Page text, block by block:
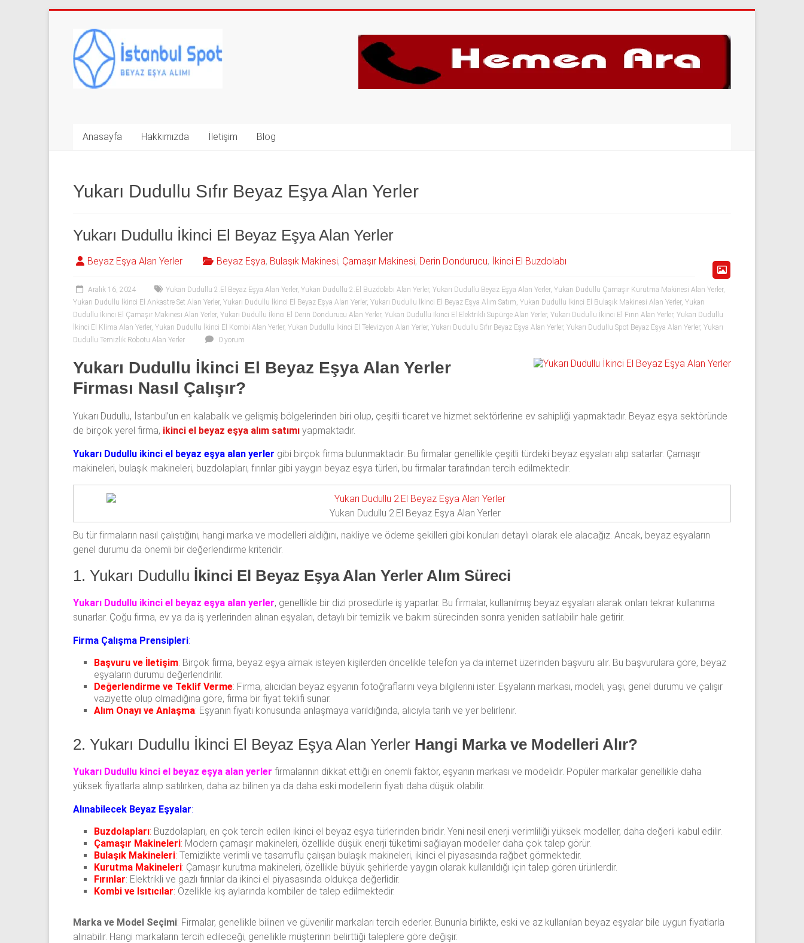
contentİkinci
El
Beyaz
Alan
|
0
543
53
50
İkinci
el
beyaz
eşya
olarak
buzdolabı,
makinesi,
bulaşık
derin
dondurucu,
klima
alınır.
Anasayfa Hakkımızda İletişim Blog
Yukarı Dudullu Sıfır Beyaz Eşya Alan Yerler
Yukarı Dudullu İkinci El Beyaz Eşya Alan Yerler
Beyaz Eşya Alan Yerler Beyaz Eşya, Bulaşık Makinesi, Çamaşır Makinesi, Derin Dondurucu, İkinci El Buzdolabı
Aralık 16, 2024 Yukarı Dudullu 2.El Beyaz Eşya Alan Yerler, Yukarı Dudullu 2.El Buzdolabı Alan Yerler, Yukarı Dudullu Beyaz Eşya Alan Yerler, Yukarı Dudullu Çamaşır Kurutma Makinesi Alan Yerler,
Yukarı Dudullu İkinci El Ankastre Set Alan Yerler, Yukarı Dudullu İkinci El Beyaz Eşya Alan Yerler, Yukarı Dudullu İkinci El Beyaz Eşya Alım Satım, Yukarı Dudullu İkinci El Bulaşık Makinesi Alan Yerler, Yukarı
Dudullu İkinci El Çamaşır Makinesi Alan Yerler, Yukarı Dudullu İkinci El Derin Dondurucu Alan Yerler, Yukarı Dudullu İkinci El Elektrikli Süpürge Alan Yerler, Yukarı Dudullu İkinci El Fırın Alan Yerler, Yukarı Dudullu
İkinci El Klima Alan Yerler, Yukarı Dudullu İkinci El Kombi Alan Yerler, Yukarı Dudullu İkinci El Televizyon Alan Yerler, Yukarı Dudullu Sıfır Beyaz Eşya Alan Yerler, Yukarı Dudullu Spot Beyaz Eşya Alan Yerler, Yukarı
Dudullu Temizlik Robotu Alan Yerler
0 yorum
Yukarı Dudullu İkinci El Beyaz Eşya Alan Yerler
Firması Nasıl Çalışır?
Yukarı Dudullu, İstanbul’un en kalabalık ve gelişmiş bölgelerinden biri olup, çeşitli ticaret ve hizmet sektörlerine ev sahipliği yapmaktadır. Beyaz eşya sektöründe
de birçok yerel firma, ikinci el beyaz eşya alım satımı yapmaktadır.
Yukarı Dudullu ikinci el beyaz eşya alan yerler gibi birçok firma bulunmaktadır. Bu firmalar genellikle çeşitli türdeki beyaz eşyaları alıp satarlar. Çamaşır
makineleri, bulaşık makineleri, buzdolapları, fırınlar gibi yaygın beyaz eşya türleri, bu firmalar tarafından tercih edilmektedir.
Yukarı Dudullu 2.El Beyaz Eşya Alan Yerler
Bu tür firmaların nasıl çalıştığını, hangi marka ve modelleri aldığını, nakliye ve ödeme şekilleri gibi konuları detaylı olarak ele alacağız. Ancak, beyaz eşyaların
genel durumu da önemli bir değerlendirme kriteridir.
1. Yukarı Dudullu İkinci El Beyaz Eşya Alan Yerler Alım Süreci
Yukarı Dudullu ikinci el beyaz eşya alan yerler, genellikle bir dizi prosedürle iş yaparlar. Bu firmalar, kullanılmış beyaz eşyaları alarak onları tekrar kullanıma
sunarlar. Çoğu firma, ev ya da iş yerlerinden alınan eşyaları, detaylı bir temizlik ve bakım sürecinden sonra yeniden satılabilir hale getirir.
Firma Çalışma Prensipleri:
Başvuru ve İletişim: Birçok firma, beyaz eşya almak isteyen kişilerden öncelikle telefon ya da internet üzerinden başvuru alır. Bu başvurulara göre, beyaz
eşyaların durumu değerlendirilir.
Değerlendirme ve Teklif Verme: Firma, alıcıdan beyaz eşyanın fotoğraflarını veya bilgilerini ister. Eşyaların markası, modeli, yaşı, genel durumu ve çalışır
vaziyette olup olmadığına göre, firma bir fiyat teklifi sunar.
Alım Onayı ve Anlaşma: Eşyanın fiyatı konusunda anlaşmaya varıldığında, alıcıyla tarih ve yer belirlenir.
2. Yukarı Dudullu İkinci El Beyaz Eşya Alan Yerler Hangi Marka ve Modelleri Alır?
Yukarı Dudullu kinci el beyaz eşya alan yerler firmalarının dikkat ettiği en önemli faktör, eşyanın markası ve modelidir. Popüler markalar genellikle daha
yüksek fiyatlarla alınıp satılırken, daha az bilinen ya da daha eski modellerin fiyatı daha düşük olabilir.
Alınabilecek Beyaz Eşyalar:
Buzdolapları: Buzdolapları, en çok tercih edilen ikinci el beyaz eşya türlerinden biridir. Yeni nesil enerji verimliliği yüksek modeller, daha değerli kabul edilir.
Çamaşır Makineleri: Modern çamaşır makineleri, özellikle düşük enerji tüketimi sağlayan modeller daha çok talep görür.
Bulaşık Makineleri: Temizlikte verimli ve tasarruflu çalışan bulaşık makineleri, ikinci el piyasasında rağbet görmektedir.
Kurutma Makineleri: Çamaşır kurutma makineleri, özellikle büyük şehirlerde yaygın olarak kullanıldığı için talep gören ürünlerdir.
Fırınlar: Elektrikli ve gazlı fırınlar da ikinci el piyasasında oldukça değerlidir.
Kombi ve Isıtıcılar: Özellikle kış aylarında kombiler de talep edilmektedir.
Marka ve Model Seçimi: Firmalar, genellikle bilinen ve güvenilir markaları tercih ederler. Bununla birlikte, eski ve az kullanılan beyaz eşyalar bile uygun fiyatlarla
alınabilir. Hangi markaların tercih edileceği, genellikle müşterinin belirttiği taleplere göre değişir.